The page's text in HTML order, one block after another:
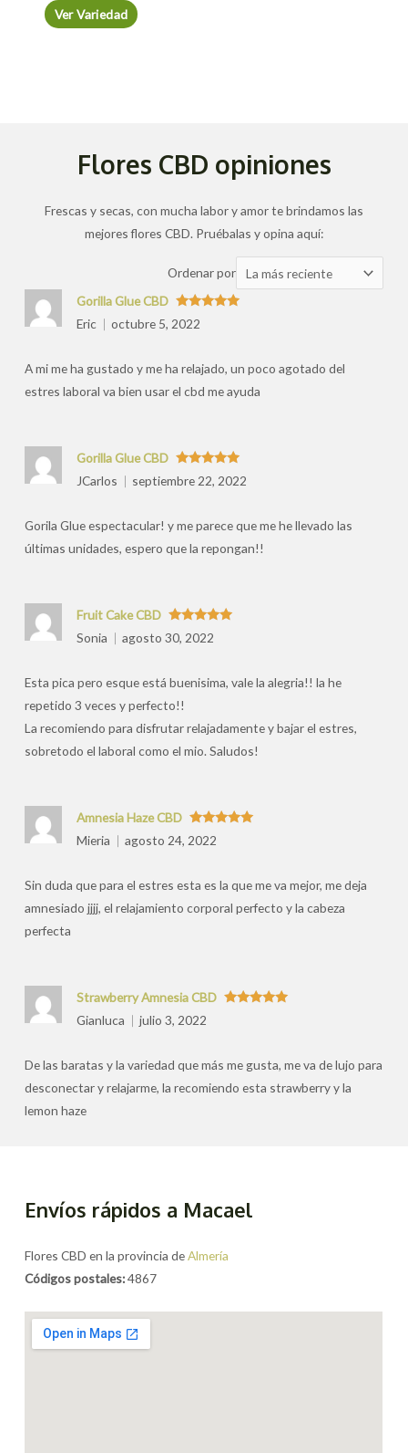
Ver Variedad
Flores CBD opiniones
Frescas y secas, con mucha labor y amor te brindamos las
mejores flores CBD. Pruébalas y opina aquí:
Ordenar por Ordenar
las
Valorado
con
Gorilla Glue CBD
Eric
octubre 5, 2022
A mi me ha gustado y me ha relajado, un poco agotado del
estres laboral va bien usar el cbd me ayuda
Valorado
con5de 5
Gorilla Glue CBD
JCarlos
septiembre 22, 2022
Gorila Glue espectacular! y me parece que me he llevado las
últimas unidades, espero que la repongan!!
Valorado
con5de 5
Fruit Cake CBD
Sonia
agosto 30, 2022
Esta pica pero esque está buenisima, vale la alegria!! la he
repetido 3 veces y perfecto!!
La recomiendo para disfrutar relajadamente y bajar el estres,
sobretodo el laboral como el mio. Saludos!
Valorado
con5
Amnesia Haze CBD
Mieria
agosto 24, 2022
Sin duda que para el estres esta es la que me va mejor, me deja
amnesiado jjjj, el relajamiento corporal perfecto y la cabeza
perfecta
Strawberry Amnesia CBD
Gianluca
julio 3, 2022
De las baratas y la variedad que más me gusta, me va de lujo para
desconectar y relajarme, la recomiendo esta strawberry y la
lemon haze
Envíos rápidos a Macael
Flores CBD en la provincia deAlmería
Códigos postales:4867